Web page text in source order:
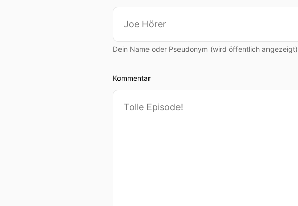
Dein Name oder Pseudonym (wird öffentlich angezeigt)
Kommentar